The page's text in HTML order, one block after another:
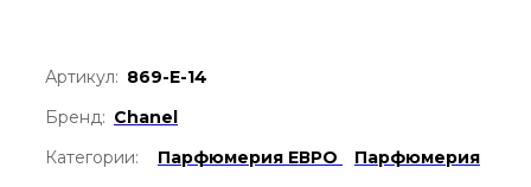
Артикул: 869-Е-14
Бренд: Chanel
Категории:
Парфюмерия ЕВРО Парфюмерия